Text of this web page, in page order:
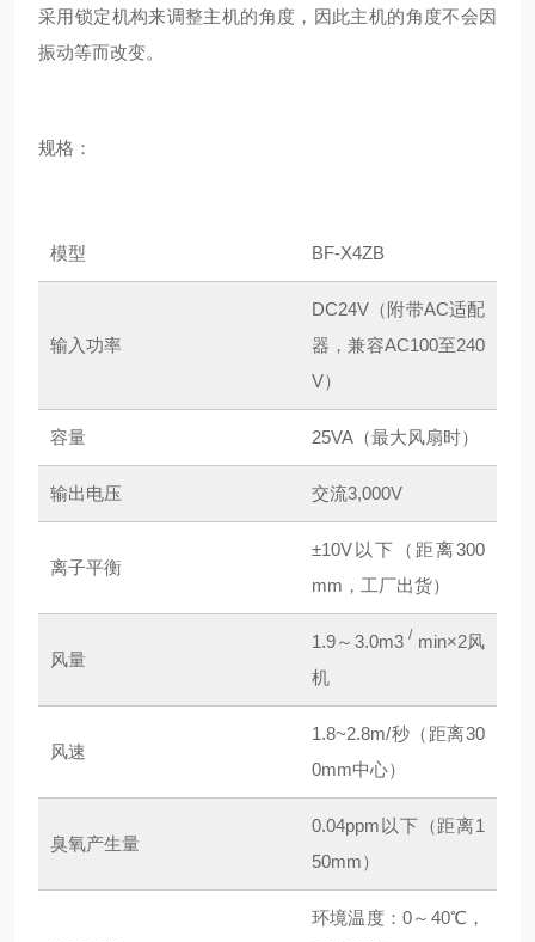
采用锁定机构来调整主机的角度，因此主机的角度不会因
振动等而改变。
规格：
模型 BF-X4ZB
输入功率
DC24V（附带AC适配
器，兼容AC100至240
V）
容量 25VA（最大风扇时）
输出电压 交流3,000V
离子平衡
±10V以下（距离300
mm，工厂出货）
风量
1.9～3.0m3/ min×2风
机
风速
1.8~2.8m/秒（距离30
0mm中心）
臭氧产生量
0.04ppm以下（距离1
50mm）
环境温度：0～40℃，